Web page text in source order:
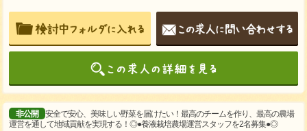
非公開
安全で安心、美味しい野菜を届けたい！最高のチームを作り、最高の農場
運営を通して地域貢献を実現する！◎●養液栽培農場運営スタッフを2名募集●◎